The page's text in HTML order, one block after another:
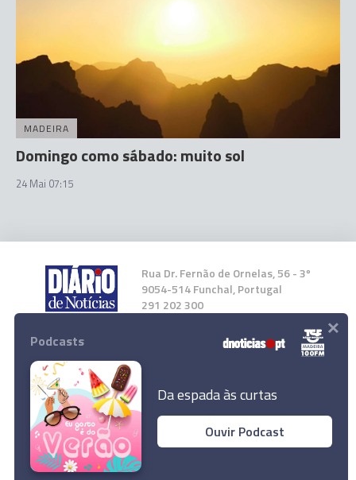
MADEIRA
Domingo como sábado: muito sol
24 Mai 07:15
Rua Dr. Fernão de Ornelas, 56 - 3º
9054-514 Funchal, Portugal
291 202 300
Instale a nossa App
© 2026 Empresa Diário de Notícias, Lda.
Todos os direitos reservados.
Podcasts
Da espada às curtas
Ouvir Podcast
×